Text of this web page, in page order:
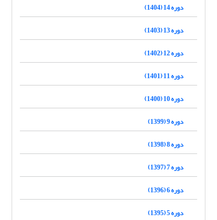
دوره 14 (1404)
دوره 13 (1403)
دوره 12 (1402)
دوره 11 (1401)
دوره 10 (1400)
دوره 9 (1399)
دوره 8 (1398)
دوره 7 (1397)
دوره 6 (1396)
دوره 5 (1395)